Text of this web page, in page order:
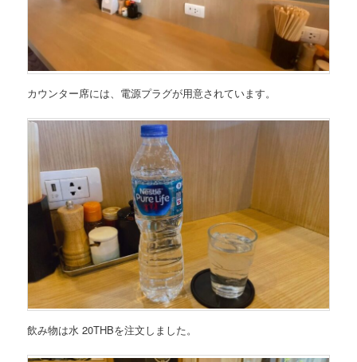
カウンター席には、電源プラグが用意されています。
飲み物は水 20THBを注文しました。